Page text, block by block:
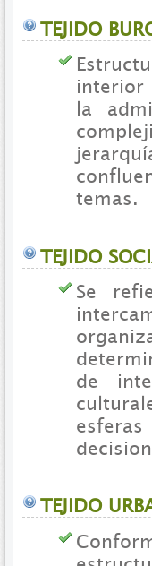
TEJIDO
interior
la
temas.
TEJIDO
Se
de
TEJIDO